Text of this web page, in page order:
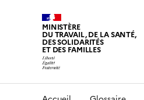
MINISTÈRE
DU TRAVAIL, DE LA SANTÉ,
DES SOLIDARITÉS
ET DES FAMILLES